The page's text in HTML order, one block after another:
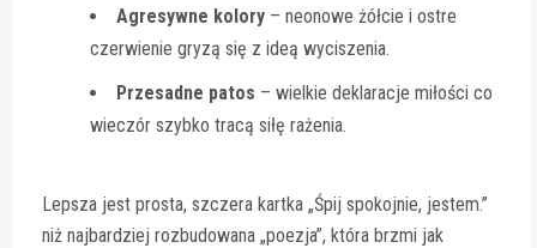
Agresywne kolory – neonowe żółcie i ostre
czerwienie gryzą się z ideą wyciszenia.
Przesadne patos – wielkie deklaracje miłości co
wieczór szybko tracą siłę rażenia.
Lepsza jest prosta, szczera kartka „Śpij spokojnie, jestem.”
niż najbardziej rozbudowana „poezja”, która brzmi jak